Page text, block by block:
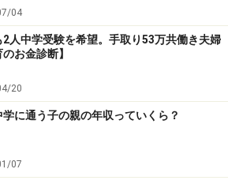
04
2人中学受験を希望。手取り53万共働き夫婦
のお金診断】
20
学に通う子の親の年収っていくら？
07